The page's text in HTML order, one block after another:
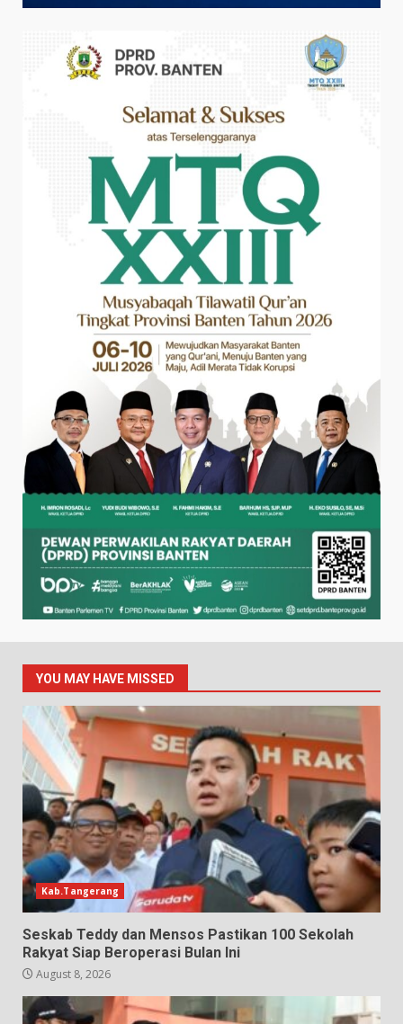
YOU MAY HAVE MISSED
Kab.Tangerang
Seskab Teddy dan Mensos Pastikan 100 Sekolah
Rakyat Siap Beroperasi Bulan Ini
August 8, 2026